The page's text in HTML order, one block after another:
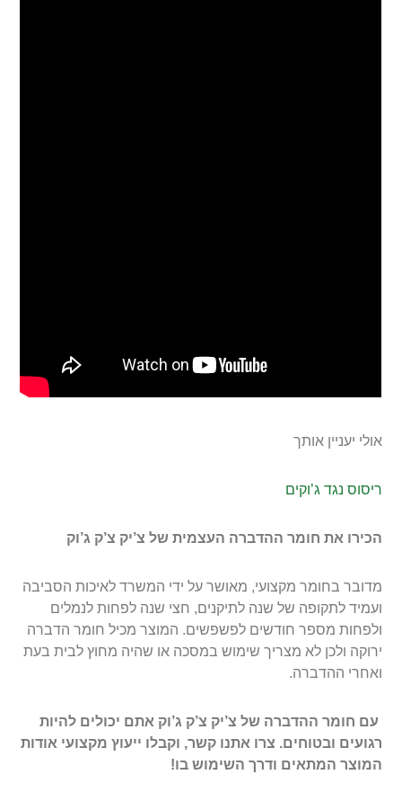
אולי יעניין אותך
ריסוס נגד ג’וקים
הכירו את חומר ההדברה העצמית של צ’יק צ’ק ג’וק
מדובר בחומר מקצועי, מאושר על ידי המשרד לאיכות הסביבה
ועמיד לתקופה של שנה לתיקנים, חצי שנה לפחות לנמלים
ולפחות מספר חודשים לפשפשים. המוצר מכיל חומר הדברה
ירוקה ולכן לא מצריך שימוש במסכה או שהיה מחוץ לבית בעת
ואחרי ההדברה.
עם חומר ההדברה של צ’יק צ’ק ג’וק אתם יכולים להיות
רגועים ובטוחים. צרו אתנו קשר, וקבלו ייעוץ מקצועי אודות
המוצר המתאים ודרך השימוש בו!